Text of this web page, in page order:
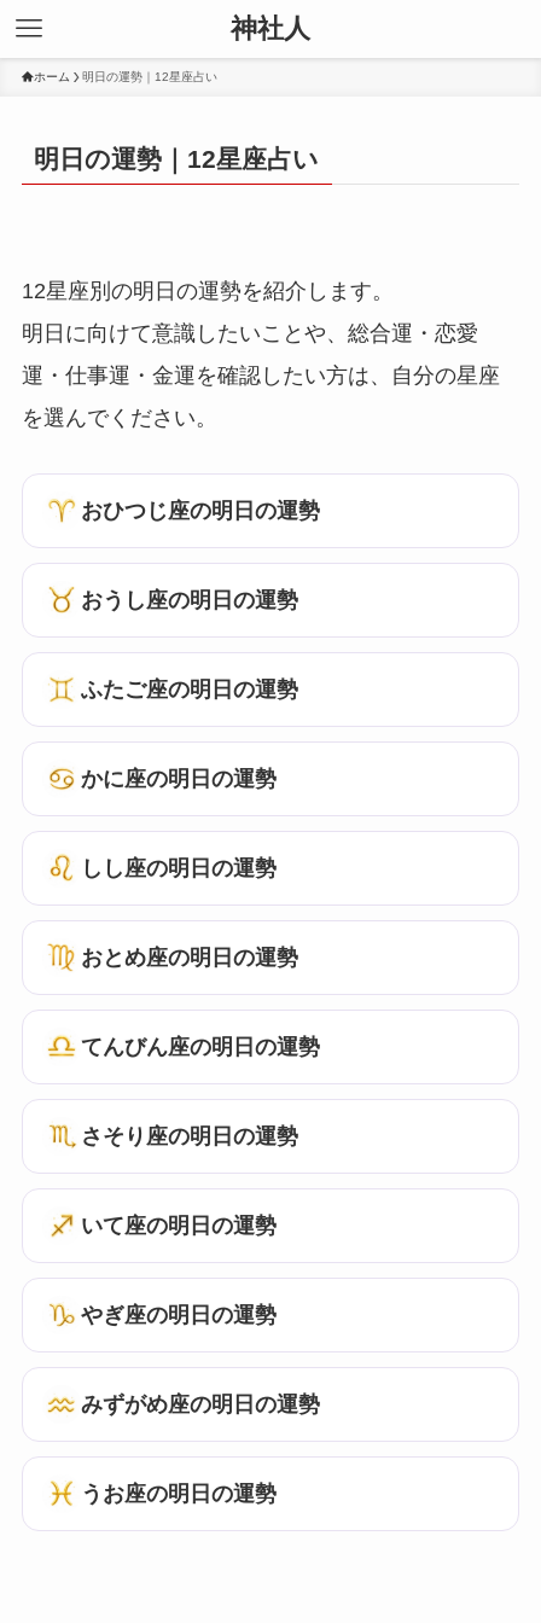
神社人
ホーム 明日の運勢｜12星座占い
明日の運勢｜12星座占い
12星座別の明日の運勢を紹介します。
明日に向けて意識したいことや、総合運・恋愛
運・仕事運・金運を確認したい方は、自分の星座
を選んでください。
おひつじ座の明日の運勢
おうし座の明日の運勢
ふたご座の明日の運勢
かに座の明日の運勢
しし座の明日の運勢
おとめ座の明日の運勢
てんびん座の明日の運勢
さそり座の明日の運勢
いて座の明日の運勢
やぎ座の明日の運勢
みずがめ座の明日の運勢
うお座の明日の運勢